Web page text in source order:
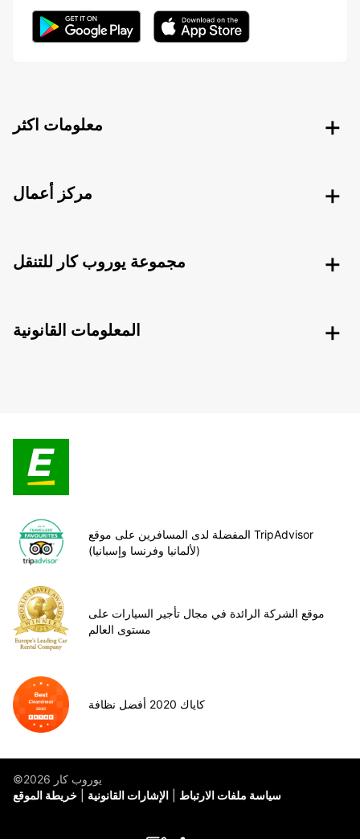
معلومات اكثر
مركز أعمال
مجموعة يوروب كار للتنقل
المعلومات القانونية
المفضلة لدى المسافرين على موقع TripAdvisor
(لألمانيا وفرنسا وإسبانيا)
موقع الشركة الرائدة في مجال تأجير السيارات على
مستوى العالم
كاياك 2020 أفضل نظافة
©يوروب كار 2026
خريطة الموقع
الإشارات القانونية سياسة ملفات الارتباط